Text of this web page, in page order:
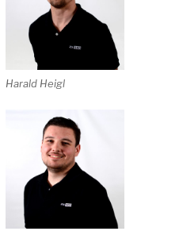
Harald Heigl